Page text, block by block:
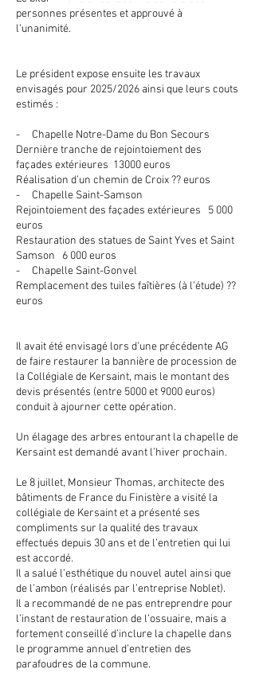
personnes présentes et approuvé à
l’unanimité.
Le président expose ensuite les travaux
envisagés pour 2025/2026 ainsi que leurs couts
estimés :
- Chapelle Notre-Dame du Bon Secours
Dernière tranche de rejointoiement des
façades extérieures 13000 euros
Réalisation d’un chemin de Croix ?? euros
- Chapelle Saint-Samson
Rejointoiement des façades extérieures 5 000
euros
Restauration des statues de Saint Yves et Saint
Samson 6 000 euros
- Chapelle Saint-Gonvel
Remplacement des tuiles faîtières (à l’étude) ??
euros
Il avait été envisagé lors d’une précédente AG
de faire restaurer la bannière de procession de
la Collégiale de Kersaint, mais le montant des
devis présentés (entre 5000 et 9000 euros)
conduit à ajourner cette opération.
Un élagage des arbres entourant la chapelle de
Kersaint est demandé avant l’hiver prochain.
Le 8 juillet, Monsieur Thomas, architecte des
bâtiments de France du Finistère a visité la
collégiale de Kersaint et a présenté ses
compliments sur la qualité des travaux
effectués depuis 30 ans et de l’entretien qui lui
est accordé.
Il a salué l’esthétique du nouvel autel ainsi que
de l’ambon (réalisés par l’entreprise Noblet).
Il a recommandé de ne pas entreprendre pour
l’instant de restauration de l’ossuaire, mais a
fortement conseillé d’inclure la chapelle dans
le programme annuel d’entretien des
parafoudres de la commune.